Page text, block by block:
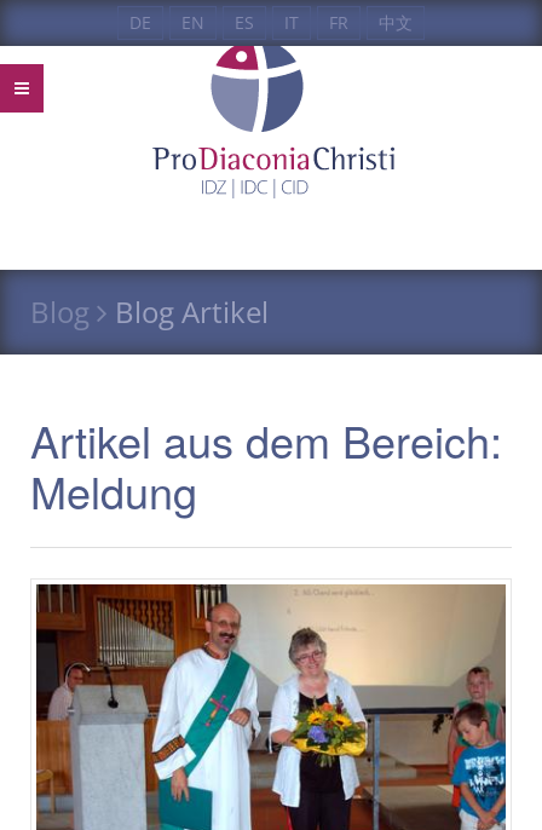
DE EN ES IT FR 中文
Blog Blog Artikel
Artikel aus dem Bereich:
Meldung